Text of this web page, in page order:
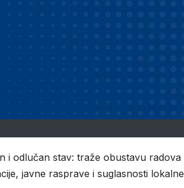
i odlučan stav: traže obustavu radova
javne rasprave i suglasnosti lokalne